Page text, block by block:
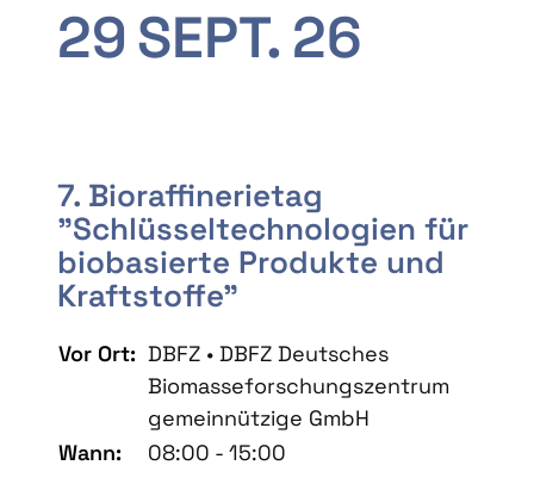
29SEPT. 26
7. Bioraffinerietag
"Schlüsseltechnologien für
biobasierte Produkte und
Kraftstoffe"
Vor Ort: DBFZ • DBFZ Deutsches
Biomasseforschungszentrum
gemeinnützige GmbH
Wann:
08:00 - 15:00